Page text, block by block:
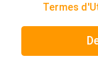
Termes